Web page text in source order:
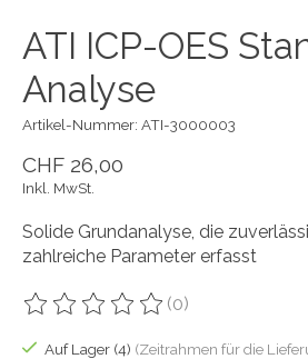
ATI ICP-OES
Analyse
Artikel-Nummer: ATI-3000003
CHF 26,00
Inkl. MwSt.
Solide Grundanalyse, die
zahlreiche Parameter erfasst
Die Bewertung dieses Produkts ist
(0)
Auf Lager (4) (Zeitrahmen für die